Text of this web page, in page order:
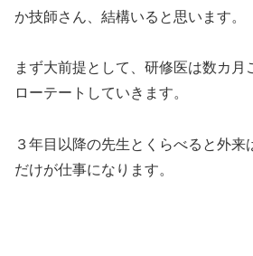
か技師さん、結構いると思います。
まず大前提として、研修医は数カ月
ローテートしていきます。
３年目以降の先生とくらべると外来
だけが仕事になります。